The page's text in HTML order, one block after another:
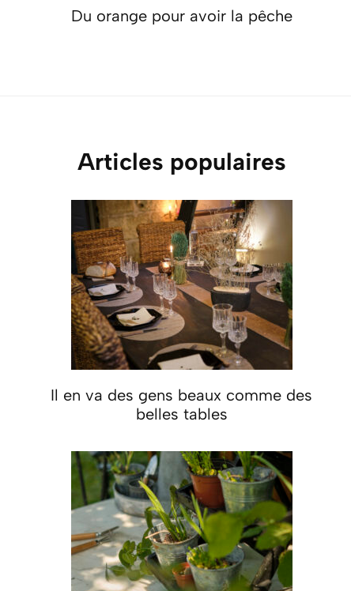
Du orange pour avoir la pêche
Articles populaires
Il en va des gens beaux comme des
belles tables